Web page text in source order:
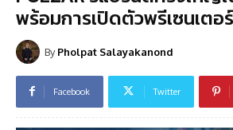
พร้อมการเปิดตัวพรีเซนเตอ
By Pholpat Salayakanond
Facebook Twitter